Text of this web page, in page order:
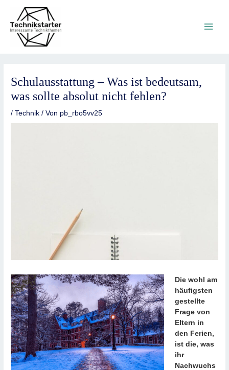
springen
Schulausstattung – Was ist bedeutsam,
was sollte absolut nicht fehlen?
/Technik / Von pb_rbo5vv25
Die wohl am
häufigsten
gestellte
Frage von
Eltern in
den Ferien,
ist die, was
ihr
Nachwuchs